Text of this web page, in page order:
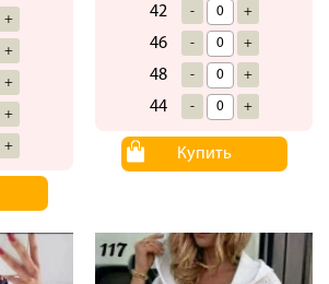
+
+
+
+
+
42 - +
46 - +
48 - +
44 - +
Купить